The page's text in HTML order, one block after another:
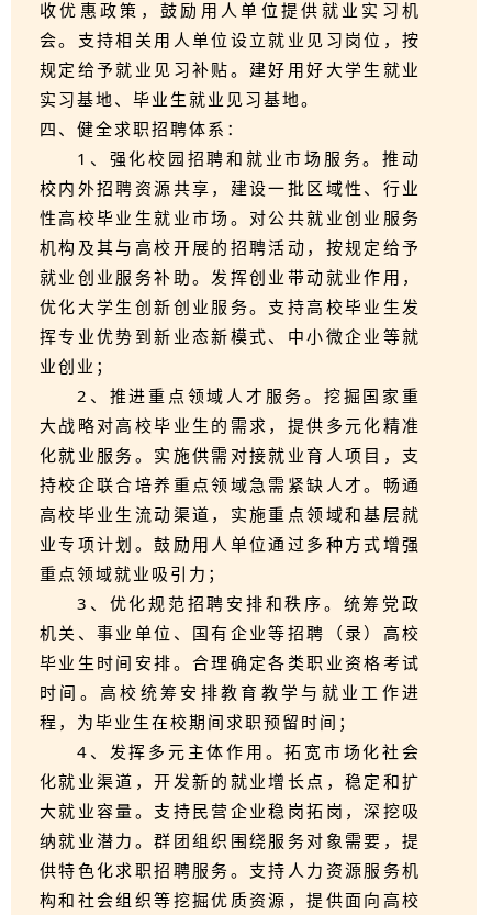
收优惠政策，鼓励用人单位提供就业实习机
会。支持相关用人单位设立就业见习岗位，按
规定给予就业见习补贴。建好用好大学生就业
实习基地、毕业生就业见习基地。
四、健全求职招聘体系：
1、强化校园招聘和就业市场服务。推动
校内外招聘资源共享，建设一批区域性、行业
性高校毕业生就业市场。对公共就业创业服务
机构及其与高校开展的招聘活动，按规定给予
就业创业服务补助。发挥创业带动就业作用，
优化大学生创新创业服务。支持高校毕业生发
挥专业优势到新业态新模式、中小微企业等就
业创业；
2、推进重点领域人才服务。挖掘国家重
大战略对高校毕业生的需求，提供多元化精准
化就业服务。实施供需对接就业育人项目，支
持校企联合培养重点领域急需紧缺人才。畅通
高校毕业生流动渠道，实施重点领域和基层就
业专项计划。鼓励用人单位通过多种方式增强
重点领域就业吸引力；
3、优化规范招聘安排和秩序。统筹党政
机关、事业单位、国有企业等招聘（录）高校
毕业生时间安排。合理确定各类职业资格考试
时间。高校统筹安排教育教学与就业工作进
程，为毕业生在校期间求职预留时间；
4、发挥多元主体作用。拓宽市场化社会
化就业渠道，开发新的就业增长点，稳定和扩
大就业容量。支持民营企业稳岗拓岗，深挖吸
纳就业潜力。群团组织围绕服务对象需要，提
供特色化求职招聘服务。支持人力资源服务机
构和社会组织等挖掘优质资源，提供面向高校